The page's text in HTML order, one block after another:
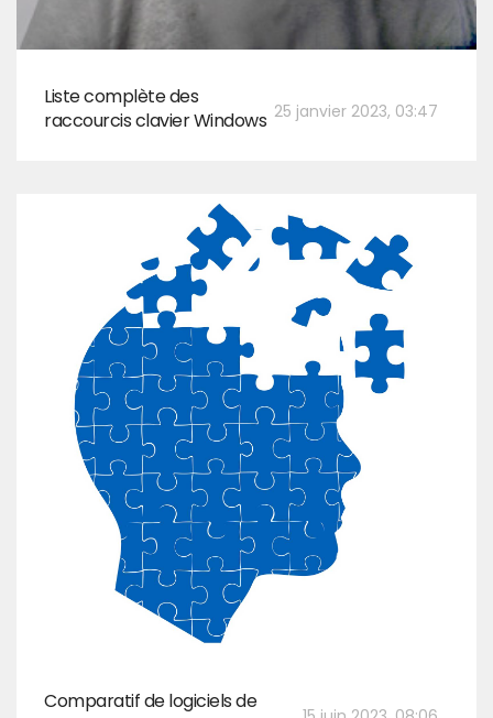
25 janvier 2023, 03:47
Liste complète des
raccourcis clavier Windows
Comparatif de logiciels de